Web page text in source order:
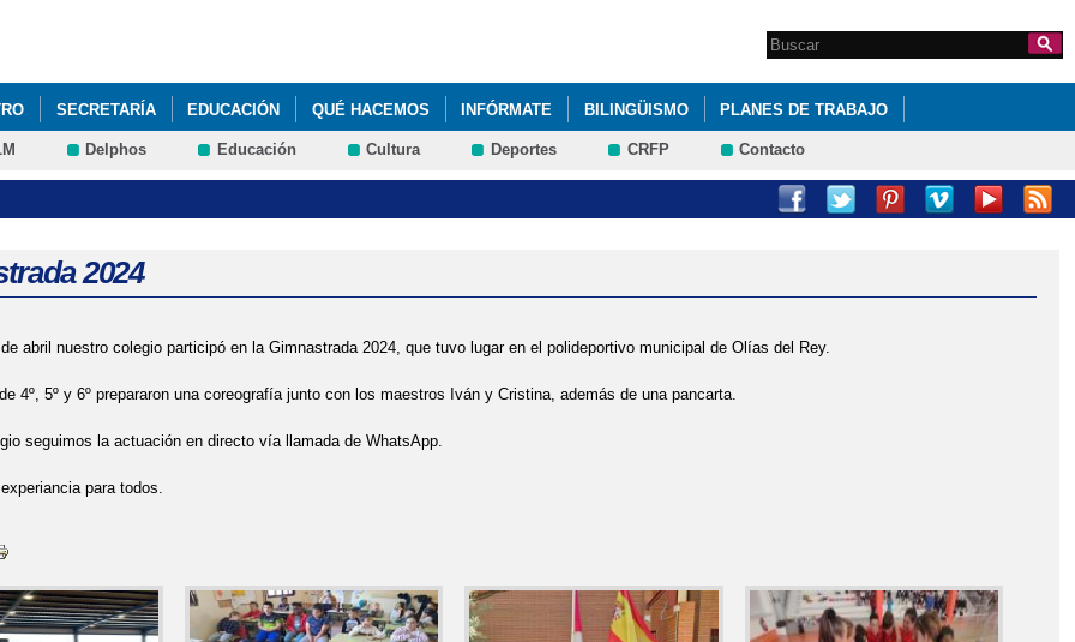
Formulario de
búsqueda
Search this site
SECRETARÍA EDUCACIÓN QUÉ HACEMOS INFÓRMATE BILINGÜISMO PLANES DE TRABAJO
Delphos Educación Cultura Deportes CRFP Contacto
2024
abril nuestro colegio participó en la Gimnastrada 2024, que tuvo lugar en el polideportivo municipal de Olías del Rey.
4º, 5º y 6º prepararon una coreografía junto con los maestros Iván y Cristina, además de una pancarta.
seguimos la actuación en directo vía llamada de WhatsApp.
para todos.